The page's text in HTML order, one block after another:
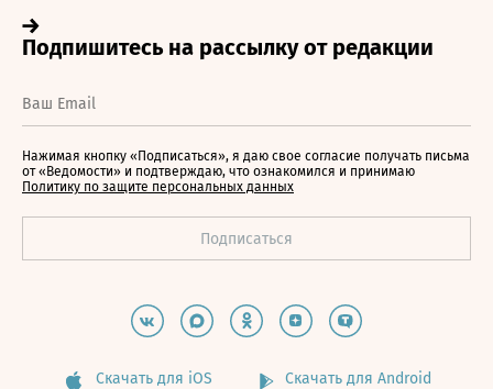
Нажимая кнопку «Подписаться», я даю свое согласие получать письма
от «Ведомости» и подтверждаю, что ознакомился и принимаю
Политику по защите персональных данных
Скачать для iOS Скачать для Android